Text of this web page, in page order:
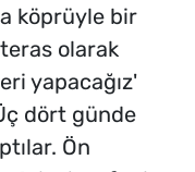
köprüyle bir
olarak
yapacağız'
dört günde
Ön